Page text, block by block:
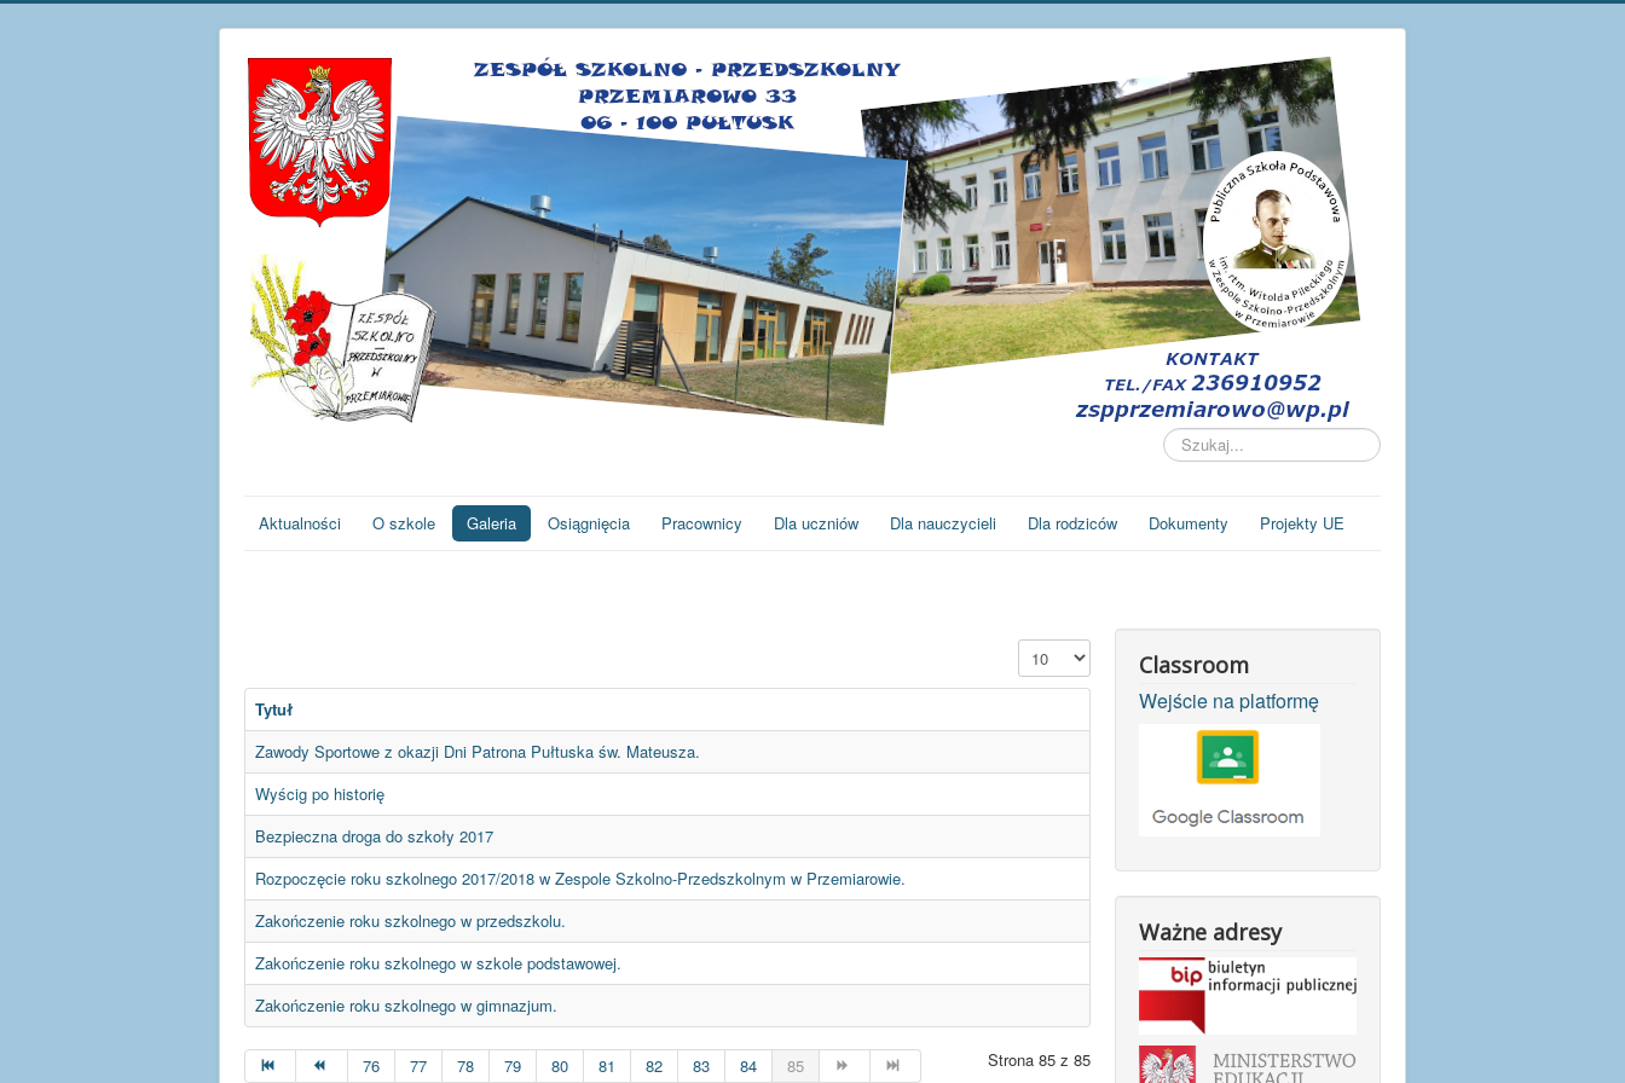
Szukaj...
Aktualności O szkole Galeria Osiągnięcia Pracownicy Dla uczniów Dla nauczycieli Dla rodziców Dokumenty Projekty UE
Pokaż #
Tytuł
Zawody Sportowe z okazji Dni Patrona Pułtuska św. Mateusza.
Wyścig po historię
Bezpieczna droga do szkoły 2017
Rozpoczęcie roku szkolnego 2017/2018 w Zespole Szkolno-Przedszkolnym w Przemiarowie.
Zakończenie roku szkolnego w przedszkolu.
Zakończenie roku szkolnego w szkole podstawowej.
Zakończenie roku szkolnego w gimnazjum.
Strona 85 z 85
76 77 78 79 80 81 82 83 84 85
Classroom
Wejście na platformę
Ważne adresy